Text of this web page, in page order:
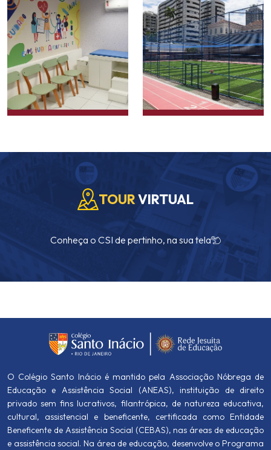
TOURVIRTUAL
Conheça o CSI de pertinho, na sua tela
O Colégio Santo Inácio é mantido pela Associação Nóbrega de
Educação e Assistência Social (ANEAS), instituição de direito
privado sem fins lucrativos, filantrópica, de natureza educativa,
cultural, assistencial e beneficente, certificada como Entidade
Beneficente de Assistência Social (CEBAS), nas áreas de educação
e assistência social. Na área de educação, desenvolve o Programa